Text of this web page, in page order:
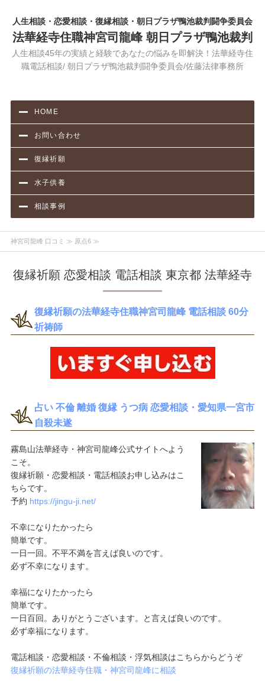
人生相談・恋愛相談・復縁相談・朝日プラザ鴨池裁判闘争委員会
法華経寺住職神宮司龍峰 朝日プラザ鴨池裁判
人生相談45年の実績と経験であなたの悩みを即解決！法華経寺住
職電話相談/ 朝日プラザ鴨池裁判闘争委員会/佐藤法律事務所
HOME
お問い合わせ
復縁祈願
水子供養
相談事例
神宮司龍峰 口コミ ≫ 原点6 ≫
復縁祈願 恋愛相談 電話相談 東京都 法華経寺
復縁祈願の法華経寺住職神宮司龍峰 電話相談 60分
祈祷師
占い 不倫 離婚 復縁 うつ病 恋愛相談・愛知県一宮市
自殺未遂
霧島山法華経寺・神宮司龍峰公式サイトへよう
こそ。
復縁祈願・恋愛相談・電話相談お申し込みはこ
ちらです。
予約 https://jingu-ji.net/
不幸になりたかったら
簡単です。
一日一回。不平不満を言えば良いのです。
必ず不幸になります。
幸福になりたかったら
簡単です。
一日百回。ありがとうございます。と言えば良いのです。
必ず幸福になります。
電話相談・恋愛相談・不倫相談・浮気相談はこちらからどうぞ
復縁祈願の法華経寺住職・神宮司龍峰に相談